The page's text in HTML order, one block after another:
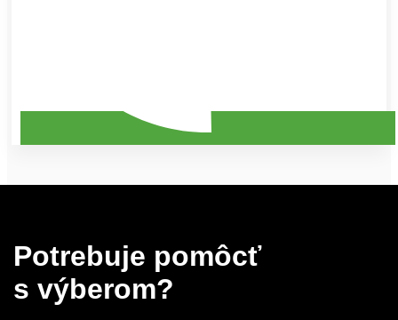
Potrebuje pomôcť
s výberom?